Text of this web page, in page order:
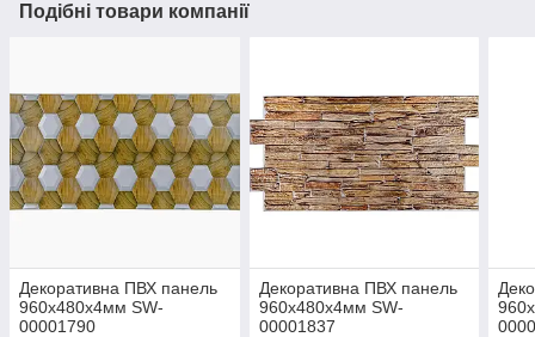
Подібні товари компанії
Декоративна ПВХ панель
960х480х4мм SW-
00001790
Декоративна ПВХ панель
960х480х4мм SW-
00001837